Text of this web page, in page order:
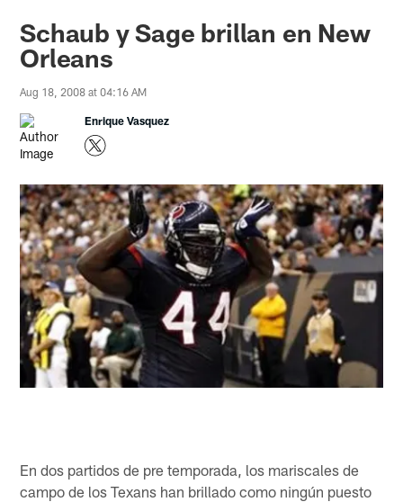
Schaub y Sage brillan en New
Orleans
Aug 18, 2008 at 04:16 AM
Enrique Vasquez
En dos partidos de pre temporada, los mariscales de
campo de los Texans han brillado como ningún puesto